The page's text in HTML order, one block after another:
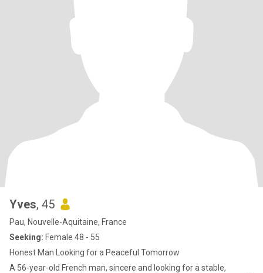
Yves, 45
Pau, Nouvelle-Aquitaine, France
Seeking: Female 48 - 55
Honest Man Looking for a Peaceful Tomorrow
A 56-year-old French man, sincere and looking for a stable,